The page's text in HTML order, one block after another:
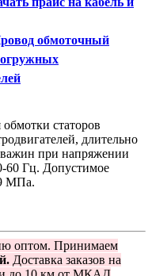
обмоточный
статоров
длительно
при напряжении
60 Гц. Допустимое
МПа.
оптом. Принимаем
Доставка заказов на